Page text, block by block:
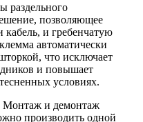
раздельного
позволяющее
и гребенчатую
автоматически
что исключает
и повышает
условиях.
Монтаж и демонтаж
производить одной